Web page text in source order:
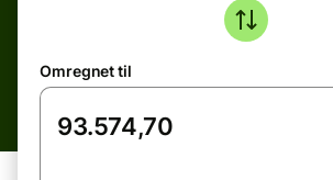
Omregnet til